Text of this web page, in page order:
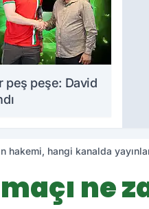
peş peşe: David
hakemi, hangi kanalda
ne